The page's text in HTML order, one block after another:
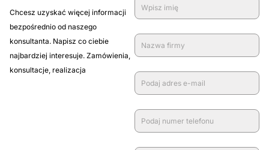
Chcesz uzyskać więcej informacji
bezpośrednio od naszego
konsultanta. Napisz co ciebie
najbardziej interesuje. Zamówienia,
konsultacje, realizacja